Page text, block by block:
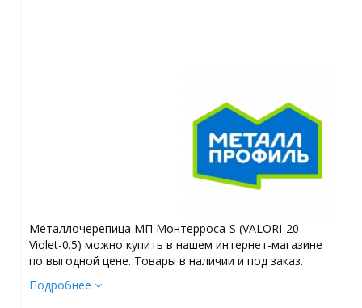
Металлочерепица МП Монтерроса-S (VALORI-20-
Violet-0.5) можно купить в нашем интернет-магазине
по выгодной цене. Товары в наличии и под заказ.
Подробнее